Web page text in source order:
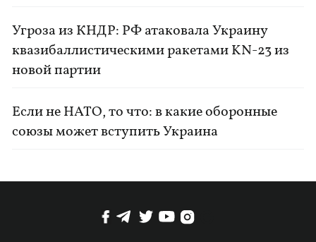
Угроза из КНДР: РФ атаковала Украину
квазибаллистическими ракетами KN-23 из
новой партии
Если не НАТО, то что: в какие оборонные
союзы может вступить Украина